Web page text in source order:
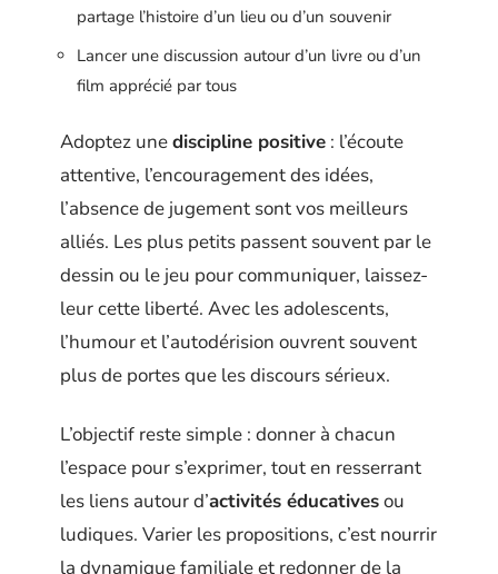
partage l’histoire d’un lieu ou d’un souvenir
Lancer une discussion autour d’un livre ou d’un
film apprécié par tous
Adoptez unediscipline positive : l’écoute
attentive, l’encouragement des idées,
l’absence de jugement sont vos meilleurs
alliés. Les plus petits passent souvent par le
dessin ou le jeu pour communiquer, laissez-
leur cette liberté. Avec les adolescents,
l’humour et l’autodérision ouvrent souvent
plus de portes que les discours sérieux.
L’objectif reste simple : donner à chacun
l’espace pour s’exprimer, tout en resserrant
les liens autour d’activités éducativesou
ludiques. Varier les propositions, c’est nourrir
la dynamique familiale et redonner de la